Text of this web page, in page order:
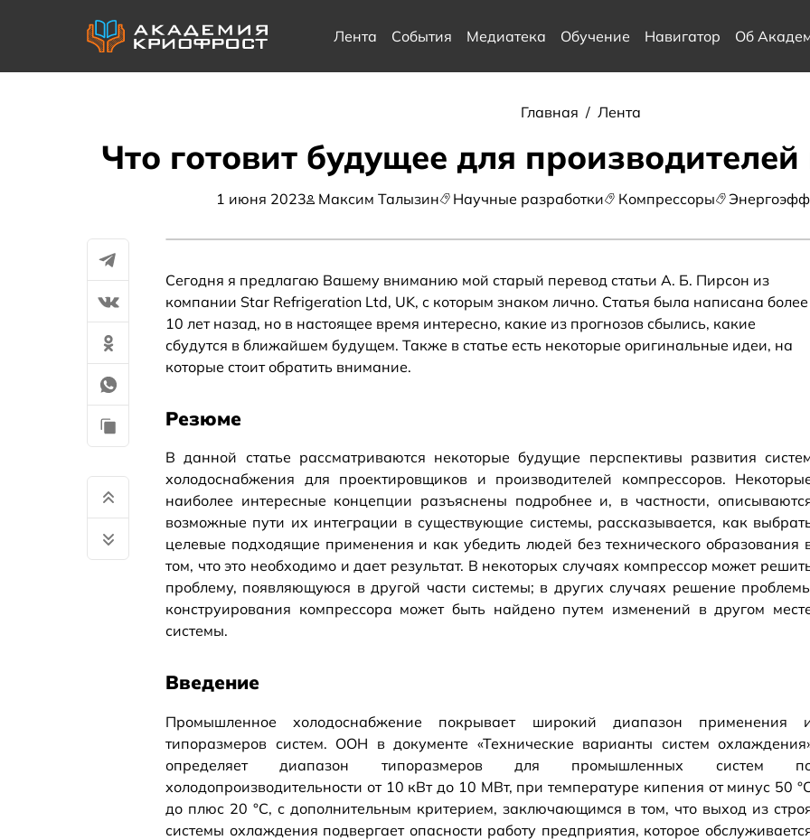
Лента События Медиатека Обучение Навигатор Об
Главная / Лента
Что готовит будущее для
1 июня 2023 Максим Талызин Научные разработки Компрессоры
Сегодня я предлагаю Вашему вниманию мой старый перевод статьи А. Б. Пирсон из
компании Star Refrigeration Ltd, UK, с которым знаком лично. Статья была написана более
10 лет назад, но в настоящее время интересно, какие из прогнозов сбылись, какие
сбудутся в ближайшем будущем. Также в статье есть некоторые оригинальные идеи, на
которые стоит обратить внимание.
Резюме
В данной статье рассматриваются некоторые будущие перспективы развития
холодоснабжения для проектировщиков и производителей компрессоров.
наиболее интересные концепции разъяснены подробнее и, в частности,
возможные пути их интеграции в существующие системы, рассказывается, как
целевые подходящие применения и как убедить людей без технического образования
том, что это необходимо и дает результат. В некоторых случаях компрессор может
проблему, появляющуюся в другой части системы; в других случаях решение
конструирования компрессора может быть найдено путем изменений в другом
системы.
Введение
Промышленное холодоснабжение покрывает широкий диапазон применения
типоразмеров систем. ООН в документе «Технические варианты систем
определяет диапазон типоразмеров для промышленных систем
холодопроизводительности от 10 кВт до 10 МВт, при температуре кипения от минус 50
до плюс 20 °С, с дополнительным критерием, заключающимся в том, что выход из
системы охлаждения подвергает опасности работу предприятия, которое